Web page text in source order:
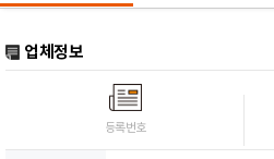
업체정보
등록번호